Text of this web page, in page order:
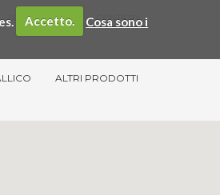
Accetto.
Cosa sono i
SPIM SERVIZI CONTATTI
ALTRI PRODOTTI